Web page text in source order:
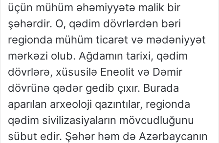
üçün mühüm əhəmiyyətə malik bir
şəhərdir. O, qədim dövrlərdən bəri
regionda mühüm ticarət və mədəniyyət
mərkəzi olub. Ağdamın tarixi, qədim
dövrlərə, xüsusilə Eneolit və Dəmir
dövrünə qədər gedib çıxır. Burada
aparılan arxeoloji qazıntılar, regionda
qədim sivilizasiyaların mövcudluğunu
sübut edir. Şəhər həm də Azərbaycanın